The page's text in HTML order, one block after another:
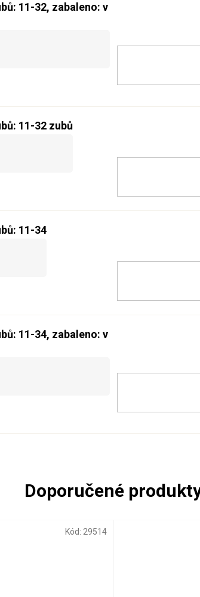
Kód: 29514
11-32, zabaleno: v
11-32 zubů
11-34
11-34, zabaleno: v